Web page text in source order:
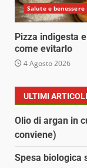
Salute e benessere
Pizza indigesta
come evitarlo
4 Agosto 2026
ULTIMI ARTICOLI
Olio di argan in
conviene)
Spesa biologica